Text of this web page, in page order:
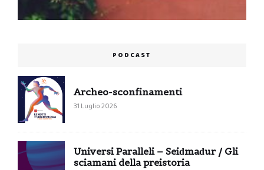
PODCAST
Archeo-sconfinamenti
31 Luglio 2026
Universi Paralleli – Seiđmađur / Gli
sciamani della preistoria